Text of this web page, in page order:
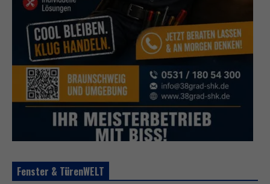
Fenster & TürenWELT